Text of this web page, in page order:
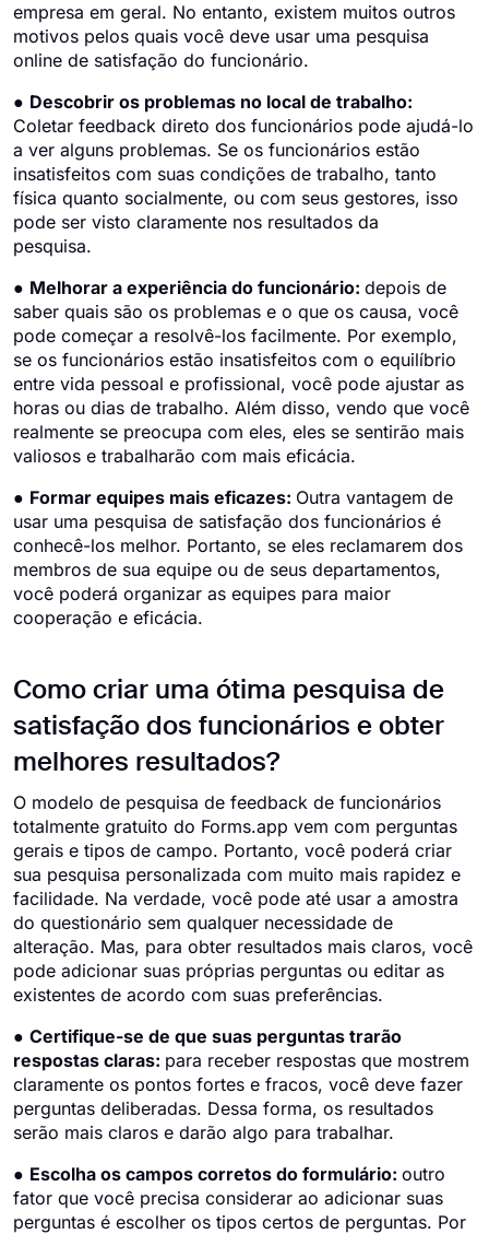
empresa em geral. No entanto, existem muitos outros
motivos pelos quais você deve usar uma pesquisa
online de satisfação do funcionário.
● Descobrir os problemas no local de trabalho:
Coletar feedback direto dos funcionários pode ajudá-lo
a ver alguns problemas. Se os funcionários estão
insatisfeitos com suas condições de trabalho, tanto
física quanto socialmente, ou com seus gestores, isso
pode ser visto claramente nos resultados da
pesquisa.
● Melhorar a experiência do funcionário: depois de
saber quais são os problemas e o que os causa, você
pode começar a resolvê-los facilmente. Por exemplo,
se os funcionários estão insatisfeitos com o equilíbrio
entre vida pessoal e profissional, você pode ajustar as
horas ou dias de trabalho. Além disso, vendo que você
realmente se preocupa com eles, eles se sentirão mais
valiosos e trabalharão com mais eficácia.
● Formar equipes mais eficazes: Outra vantagem de
usar uma pesquisa de satisfação dos funcionários é
conhecê-los melhor. Portanto, se eles reclamarem dos
membros de sua equipe ou de seus departamentos,
você poderá organizar as equipes para maior
cooperação e eficácia.
Como criar uma ótima pesquisa de
satisfação dos funcionários e obter
melhores resultados?
O modelo de pesquisa de feedback de funcionários
totalmente gratuito do Forms.app vem com perguntas
gerais e tipos de campo. Portanto, você poderá criar
sua pesquisa personalizada com muito mais rapidez e
facilidade. Na verdade, você pode até usar a amostra
do questionário sem qualquer necessidade de
alteração. Mas, para obter resultados mais claros, você
pode adicionar suas próprias perguntas ou editar as
existentes de acordo com suas preferências.
● Certifique-se de que suas perguntas trarão
respostas claras: para receber respostas que mostrem
claramente os pontos fortes e fracos, você deve fazer
perguntas deliberadas. Dessa forma, os resultados
serão mais claros e darão algo para trabalhar.
● Escolha os campos corretos do formulário: outro
fator que você precisa considerar ao adicionar suas
perguntas é escolher os tipos certos de perguntas. Por